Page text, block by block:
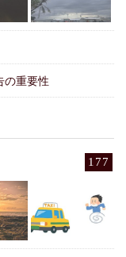
の重要性
177